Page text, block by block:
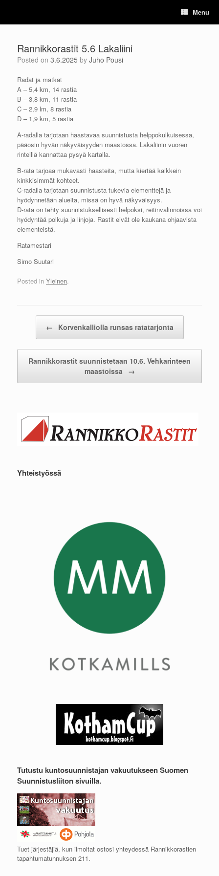
content
Menu
Rannikkorastit 5.6 Lakaliini
Posted on 3.6.2025 by Juho Pousi
Radat ja matkat
A – 5,4 km, 14 rastia
B – 3,8 km, 11 rastia
C – 2,9 lm, 8 rastia
D – 1,9 km, 5 rastia
A-radalla tarjotaan haastavaa suunnistusta helppokulkuisessa,
pääosin hyvän näkyväisyyden maastossa. Lakaliinin vuoren
rinteillä kannattaa pysyä kartalla.
B-rata tarjoaa mukavasti haasteita, mutta kiertää kaikkein
kinkkisimmät kohteet.
C-radalla tarjotaan suunnistusta tukevia elementtejä ja
hyödynnetään alueita, missä on hyvä näkyväisyys.
D-rata on tehty suunnistuksellisesti helpoksi, reitinvalinnoissa voi
hyödyntää polkuja ja linjoja. Rastit eivät ole kaukana ohjaavista
elementeistä.
Ratamestari
Simo Suutari
Posted in Yleinen.
← Korvenkalliolla runsas ratatarjonta
Rannikkorastit suunnistetaan 10.6. Vehkarinteen
maastoissa
→
Yhteistyössä
Tutustu kuntosuunnistajan vakuutukseen Suomen
Suunnistusliiton sivuilla.
Tuet järjestäjiä, kun ilmoitat ostosi yhteydessä Rannikkorastien
tapahtumatunnuksen 211.